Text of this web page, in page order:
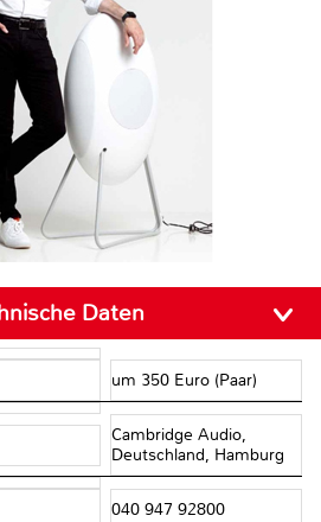
Daten
um 350 Euro (Paar)
Cambridge Audio,
Deutschland, Hamburg
040 947 92800